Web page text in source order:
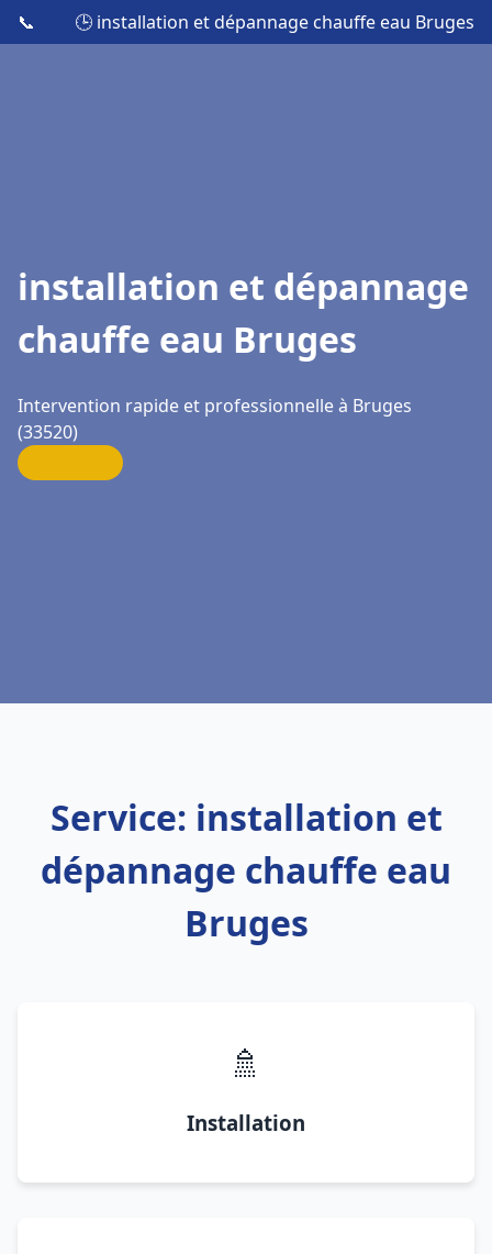
📞 🕒 installation et dépannage chauffe eau Bruges
installation et dépannage
chauffe eau Bruges
Intervention rapide et professionnelle à Bruges
(33520)
Service: installation et
dépannage chauffe eau
Bruges
🚿
Installation